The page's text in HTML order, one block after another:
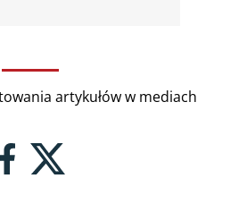
artykułów w mediach